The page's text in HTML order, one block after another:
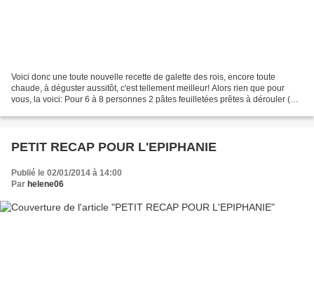
Voici donc une toute nouvelle recette de galette des rois, encore toute
chaude, à déguster aussitôt, c'est tellement meilleur! Alors rien que pour
vous, la voici: Pour 6 à 8 personnes 2 pâtes feuilletées prêtes à dérouler (pur
PETIT RECAP POUR L'EPIPHANIE
Publié le 02/01/2014 à 14:00
Par helene06